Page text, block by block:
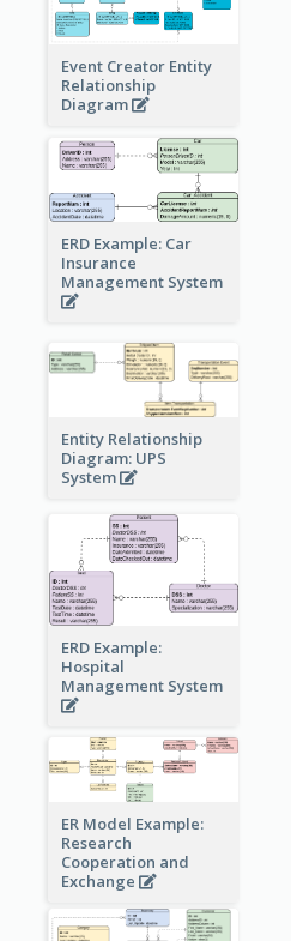
Event Creator Entity
Relationship
Diagram
ERD Example: Car
Insurance
Management System
Entity Relationship
Diagram: UPS
System
ERD Example:
Hospital
Management System
ER Model Example:
Research
Cooperation and
Exchange